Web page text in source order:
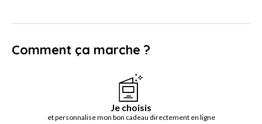
Comment ça marche ?
Je choisis
et personnalise mon bon cadeau directement en ligne